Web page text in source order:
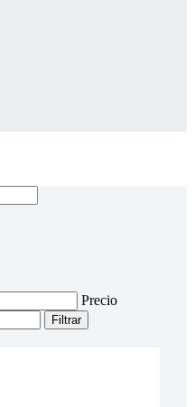
Precio
Filtrar